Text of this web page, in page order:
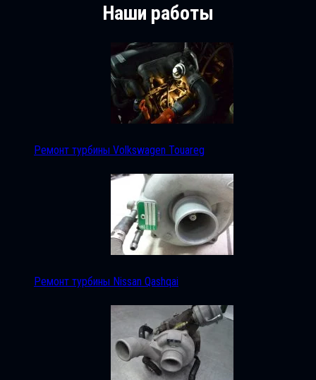
Наши работы
Ремонт турбины Volkswagen Touareg
Ремонт турбины Nissan Qashqai